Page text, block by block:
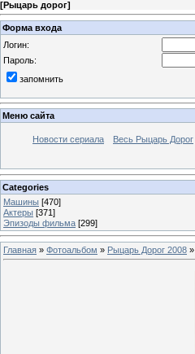
[Рыцарь дорог]
Форма входа
Логин:
Пароль:
запомнить
Меню сайта
Новости сериала Весь Рыцарь Дорог
Categories
Машины [470]
Актеры [371]
Эпизоды фильма [299]
Главная » Фотоальбом » Рыцарь Дорог 2008 »